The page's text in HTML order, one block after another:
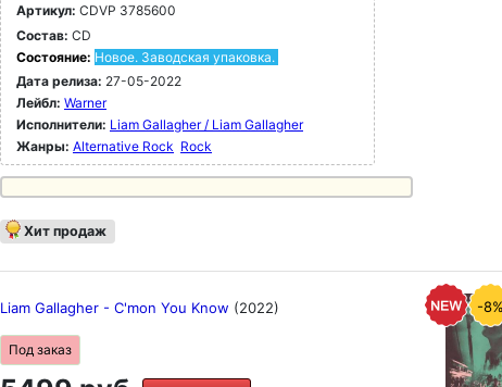
Артикул: CDVP 3785600
Состав: CD
Состояние: Новое. Заводская упаковка.
Дата релиза: 27-05-2022
Лейбл: Warner
Исполнители: Liam Gallagher / Liam Gallagher
Жанры: Alternative Rock Rock
Хит продаж
Liam Gallagher - C'mon You Know (2022)
Под заказ
-8%